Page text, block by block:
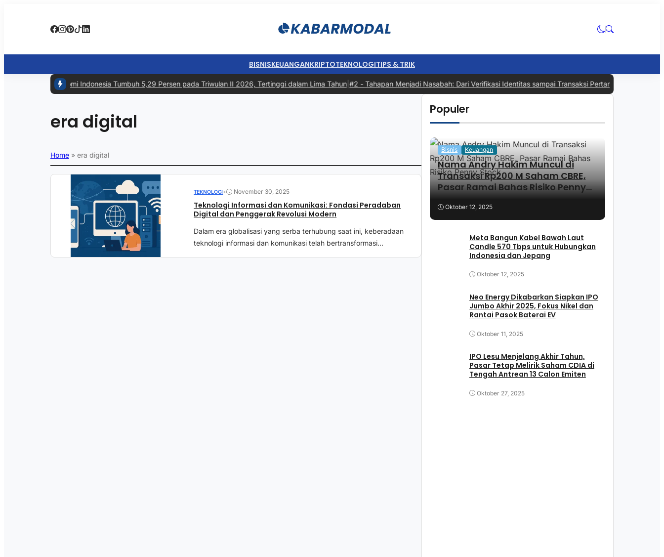
BISNISKEUANGANKRIPTOTEKNOLOGITIPS & TRIK
Ekonomi Indonesia Tumbuh 5,29 Persen pada Triwulan II 2026, Tertinggi dalam Lima Tahun|#2 -Tahapan Menjadi Nasabah: Dari Verifikasi Identitas sampai Transaksi Pertama|#3 -
era digital
Home » era digital
TEKNOLOGI• November 30, 2025
Teknologi Informasi dan Komunikasi: Fondasi Peradaban
Digital dan Penggerak Revolusi Modern
Dalam era globalisasi yang serba terhubung saat ini, keberadaan
teknologi informasi dan komunikasi telah bertransformasi...
Populer
Bisnis Keuangan
Nama Andry Hakim Muncul di
Transaksi Rp200 M Saham CBRE,
Pasar Ramai Bahas Risiko Penny
Stock
Oktober 12, 2025
Meta Bangun Kabel Bawah Laut
Candle 570 Tbps untuk Hubungkan
Indonesia dan Jepang
Oktober 12, 2025
Neo Energy Dikabarkan Siapkan IPO
Jumbo Akhir 2025, Fokus Nikel dan
Rantai Pasok Baterai EV
Oktober 11, 2025
IPO Lesu Menjelang Akhir Tahun,
Pasar Tetap Melirik Saham CDIA di
Tengah Antrean 13 Calon Emiten
Oktober 27, 2025